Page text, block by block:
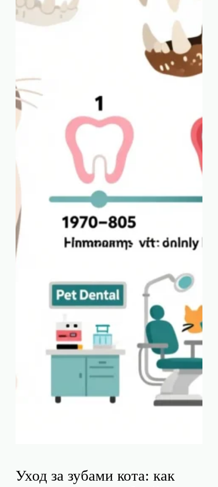
Уход за зубами кота: как